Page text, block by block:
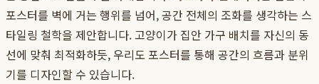
포스터를 벽에 거는 행위를 넘어, 공간 전체의 조화를 생각하는 스
타일링 철학을 제안합니다. 고양이가 집안 가구 배치를 자신의 동
선에 맞춰 최적화하듯, 우리도 포스터를 통해 공간의 흐름과 분위
기를 디자인할 수 있습니다.